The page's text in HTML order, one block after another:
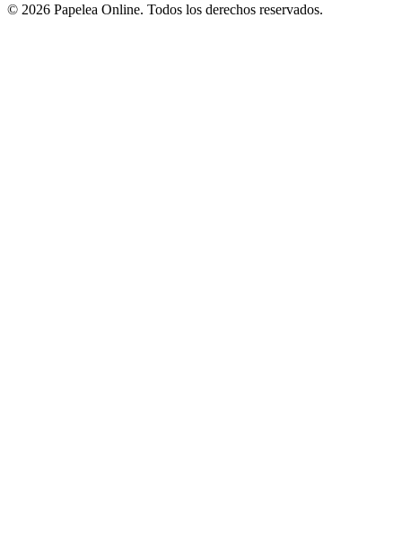
© 2026 Papelea Online. Todos los derechos reservados.